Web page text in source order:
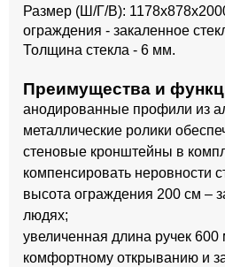
Размер (Ш/Г/В):
ограждения - закаленное
Толщина стекла - 6 мм.
Преимущества и
анодированные профили из
металлические ролики
стеновые кронштейны в
компенсировать неровности
высота ограждения 200 см –
людях;
увеличенная длина ручек 600
комфортному открыванию и